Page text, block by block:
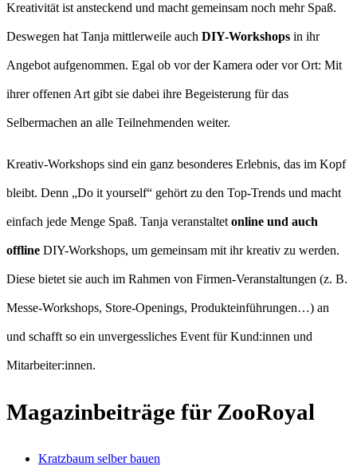
Kreativität ist ansteckend und macht gemeinsam noch mehr Spaß.
Deswegen hat Tanja mittlerweile auch DIY-Workshops in ihr
Angebot aufgenommen. Egal ob vor der Kamera oder vor Ort: Mit
ihrer offenen Art gibt sie dabei ihre Begeisterung für das
Selbermachen an alle Teilnehmenden weiter.
Kreativ-Workshops sind ein ganz besonderes Erlebnis, das im Kopf
bleibt. Denn „Do it yourself“ gehört zu den Top-Trends und macht
einfach jede Menge Spaß. Tanja veranstaltet online und auch
offline DIY-Workshops, um gemeinsam mit ihr kreativ zu werden.
Diese bietet sie auch im Rahmen von Firmen-Veranstaltungen (z. B.
Messe-Workshops, Store-Openings, Produkteinführungen…) an
und schafft so ein unvergessliches Event für Kund:innen und
Mitarbeiter:innen.
Magazinbeiträge für ZooRoyal
Kratzbaum selber bauen